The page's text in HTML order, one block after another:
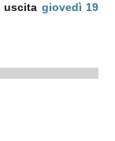
uscita giovedì 19